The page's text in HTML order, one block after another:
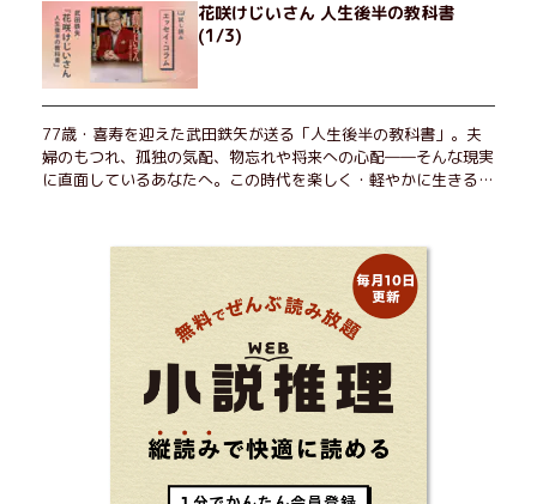
花咲けじいさん 人生後半の教科書
(1/3)
77歳・喜寿を迎えた武田鉄矢が送る「人生後半の教科書」。夫
婦のもつれ、孤独の気配、物忘れや将来への心配――そんな現実
に直面しているあなたへ。この時代を楽しく・軽やかに生きるヒ
ら！ 読むだけで前向きになれる一冊。